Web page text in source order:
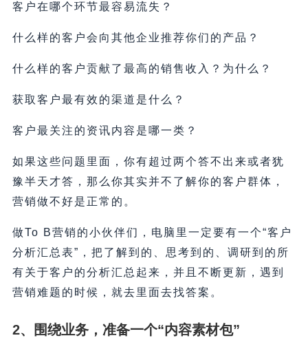
客户在哪个环节最容易流失？
什么样的客户会向其他企业推荐你们的产品？
什么样的客户贡献了最高的销售收入？为什么？
获取客户最有效的渠道是什么？
客户最关注的资讯内容是哪一类？
如果这些问题里面，你有超过两个答不出来或者犹
豫半天才答，那么你其实并不了解你的客户群体，
营销做不好是正常的。
做To B营销的小伙伴们，电脑里一定要有一个“客户
分析汇总表”，把了解到的、思考到的、调研到的所
有关于客户的分析汇总起来，并且不断更新，遇到
营销难题的时候，就去里面去找答案。
2、围绕业务，准备一个“内容素材包”